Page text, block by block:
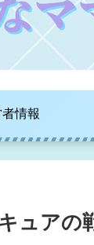
情報
ュアの